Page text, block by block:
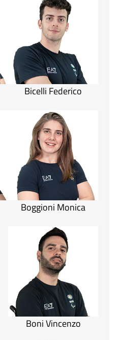
Bicelli Federico
Boggioni Monica
Boni Vincenzo